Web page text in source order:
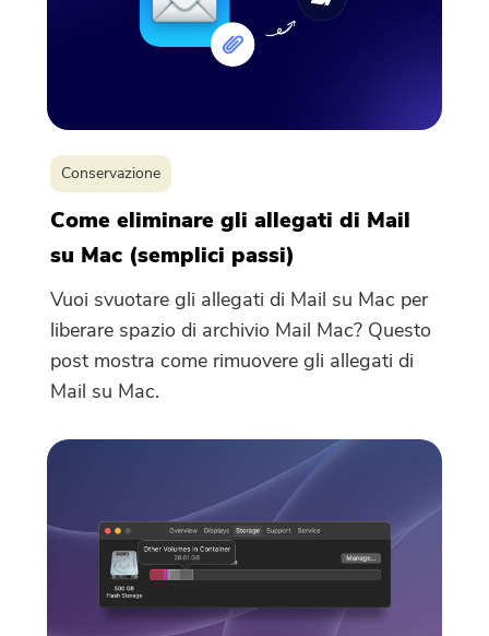
Conservazione
Come eliminare gli allegati di Mail
su Mac (semplici passi)
Vuoi svuotare gli allegati di Mail su Mac per
liberare spazio di archivio Mail Mac? Questo
post mostra come rimuovere gli allegati di
Mail su Mac.
coupon sono stati inviati alla tua
emailuser@email.com
cliccare sul pulsante per acquistare
direttamente il software.
Acquista
Ora